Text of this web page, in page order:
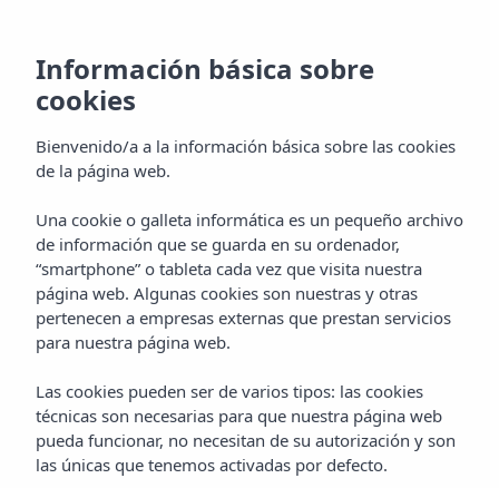
Dusk by Yamm
Rooftop
Información básica sobre
cookies
Bienvenido/a a la información básica sobre las cookies
de la página web.
Una cookie o galleta informática es un pequeño archivo
de información que se guarda en su ordenador,
“smartphone” o tableta cada vez que visita nuestra
página web. Algunas cookies son nuestras y otras
pertenecen a empresas externas que prestan servicios
para nuestra página web.
Las cookies pueden ser de varios tipos: las cookies
técnicas son necesarias para que nuestra página web
pueda funcionar, no necesitan de su autorización y son
las únicas que tenemos activadas por defecto.